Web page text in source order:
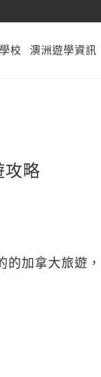
校 澳洲遊學資訊
攻略
加拿大旅遊，